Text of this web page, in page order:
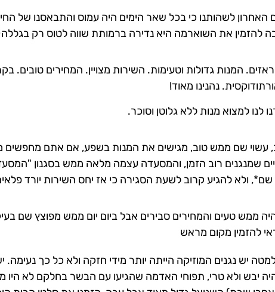
לשהותנו כי בכל שאר הימים היה עמוס והתבאסנו של
להזמין את השוארמה היא נדירה ברמותת שווה לטוס רק
המנות גדולות וטעימות. השירות מצויין. המחירים טובים.
נהנינו מאוד!
לנו למצוא מנות ללא גלוטן וסוכר.
עשוי שם ממש טוב, מגישים את המנות בשפע, אם אתם מחפשים
שמנגנים רוב הזמן, והמסעדה עצמה מלאה ממש בסגנון
ולא להגיע קרוב לשעת הסגירה כי אז יחס השירות יורד
ממש טעים והמחירים סבירים אבל ביום יום ממש מפוצץ שם
להזמין מקום מראש
יש נגנים המוזיקה הייתה יותר מידי חזקה ולא כל כך נעימה.
יבש ולא טרי, תפוחי האדמה שהגיעו עם הבשר בחלקם לא היו